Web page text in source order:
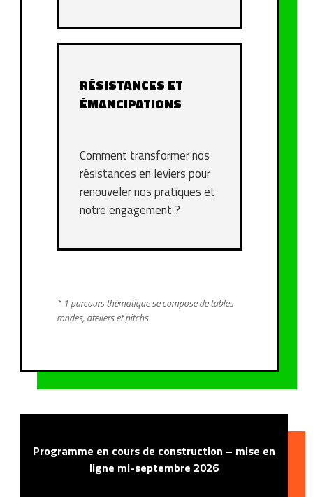
RÉSISTANCES ET
ÉMANCIPATIONS
Comment transformer nos
résistances en leviers pour
renouveler nos pratiques et
notre engagement ?
* 1 parcours thématique se compose de tables
rondes, ateliers et pitchs
Programme en cours de construction – mise en
ligne mi-septembre 2026